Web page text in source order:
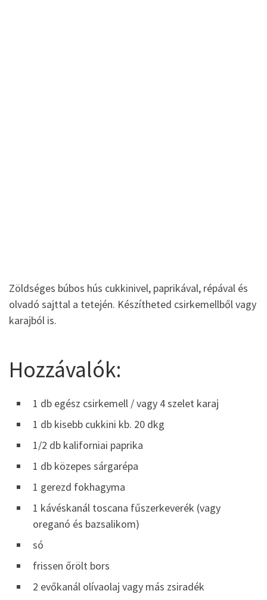
Zöldséges búbos hús cukkinivel, paprikával, répával és
olvadó sajttal a tetején. Készítheted csirkemellből vagy
karajból is.
Hozzávalók:
1 db egész csirkemell / vagy 4 szelet karaj
1 db kisebb cukkini kb. 20 dkg
1/2 db kaliforniai paprika
1 db közepes sárgarépa
1 gerezd fokhagyma
1 kávéskanál toscana fűszerkeverék (vagy
oreganó és bazsalikom)
só
frissen őrölt bors
2 evőkanál olívaolaj vagy más zsiradék